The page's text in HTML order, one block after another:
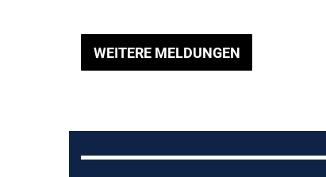
WEITERE MELDUNGEN